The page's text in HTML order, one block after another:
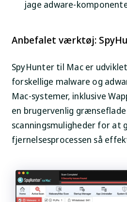
jage adware-
Anbefalet værktøj:
SpyHunter til Mac er
forskellige malware og
Mac-systemer, inklusive
en brugervenlig
scanningsmuligheder for at
fjernelsesprocessen så